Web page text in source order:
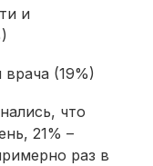
и
(19%)
что
21% –
раз в